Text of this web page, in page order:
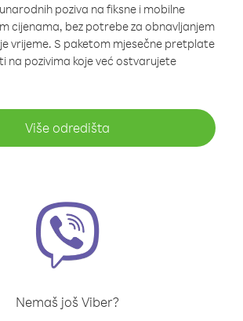
poziva na fiksne i mobilne
cijenama, bez potrebe za obnavljanjem
vrijeme. S paketom mjesečne pretplate
na pozivima koje već ostvarujete
Više odredišta
Nemaš još Viber?